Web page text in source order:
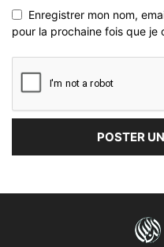
Enregistrer mon nom,
pour la prochaine fois que je